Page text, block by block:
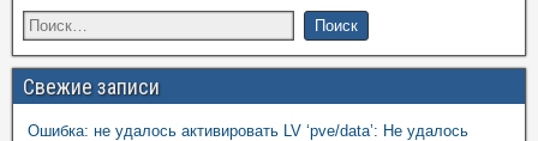
Свежие записи
Ошибка: не удалось активировать LV ‘pve/data’: Не удалось